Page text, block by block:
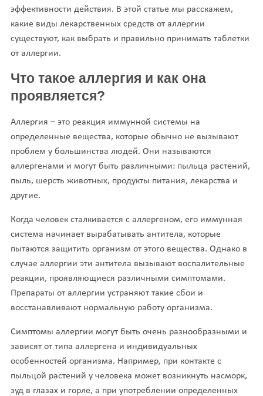
эффективности действия. В этой статье мы расскажем,
какие виды лекарственных средств от аллергии
существуют, как выбрать и правильно принимать таблетки
от аллергии.
Что такое аллергия и как она
проявляется?
Аллергия – это реакция иммунной системы на
определенные вещества, которые обычно не вызывают
проблем у большинства людей. Они называются
аллергенами и могут быть различными: пыльца растений,
пыль, шерсть животных, продукты питания, лекарства и
другие.
Когда человек сталкивается с аллергеном, его иммунная
система начинает вырабатывать антитела, которые
пытаются защитить организм от этого вещества. Однако в
случае аллергии эти антитела вызывают воспалительные
реакции, проявляющиеся различными симптомами.
Препараты от аллергии устраняют такие сбои и
восстанавливают нормальную работу организма.
Симптомы аллергии могут быть очень разнообразными и
зависят от типа аллергена и индивидуальных
особенностей организма. Например, при контакте с
пыльцой растений у человека может возникнуть насморк,
зуд в глазах и горле, а при употреблении определенных